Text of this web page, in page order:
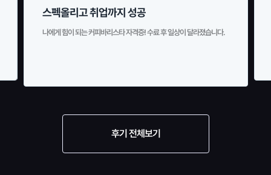
스펙올리고 취업까지 성공
나에게 힘이 되는 커피바리스타 자격증! 수료 후 일상이 달라졌습니다.
후기 전체보기